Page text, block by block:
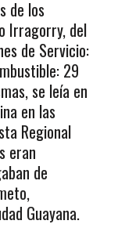
de los
Irragorry, del
de Servicio:
29
se leía en
en las
Regional
eran
de
Guayana.